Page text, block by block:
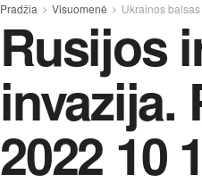
Pradžia Visuomenė Ukrainos balsas
Rusijos
invazija.
2022 10